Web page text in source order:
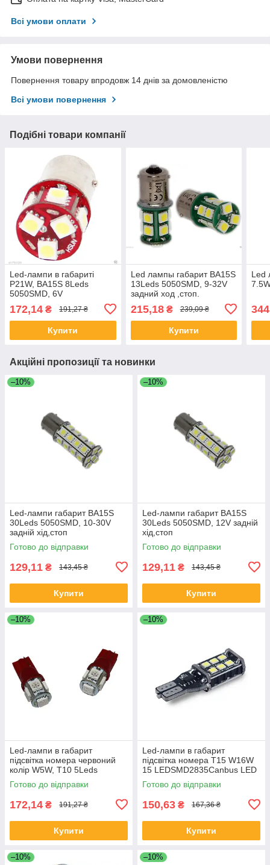
Всі умови оплати
Умови повернення
Повернення товару впродовж 14 днів за домовленістю
Всі умови повернення
Подібні товари компанії
Led-лампи в габариті
P21W, BA15S 8Leds
5050SMD, 6V
172,14 ₴ 191,27 ₴
Купити
Led лампы габарит BA15S
13Leds 5050SMD, 9-32V
задний ход ,стоп.
215,18₴ 239,09 ₴
Купити
Led
Акційні пропозиції та новинки
–10%
Led-лампи габарит BA15S
30Leds 5050SMD, 10-30V
задній хід,стоп
Готово до відправки
129,11 ₴ 143,45 ₴
Купити
–10%
Led-лампи габарит BA15S
30Leds 5050SMD, 12V задній
хід,стоп
Готово до відправки
129,11 ₴ 143,45 ₴
Купити
–10%
Led-лампи в габарит
підсвітка номера червоний
колір W5W, Т10 5Leds
5050SMD, 12V.
Готово до відправки
172,14 ₴ 191,27 ₴
Купити
–10%
Led-лампи в габарит
підсвітка номера T15 W16W
15 LEDSMD2835Canbus LED
12V.Супер яскраві
Готово до відправки
150,63 ₴ 167,36 ₴
Купити
–10% –10%